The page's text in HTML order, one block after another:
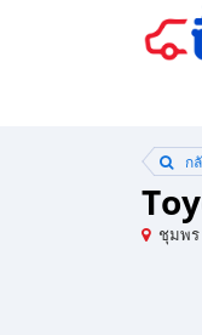
ก
ชุมพร